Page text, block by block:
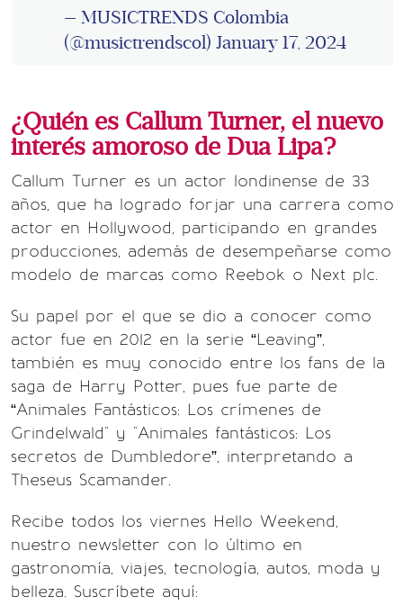
— MUSICTRENDS Colombia
(@musictrendscol) January 17, 2024
¿Quién es Callum Turner, el nuevo
interés amoroso de Dua Lipa?
Callum Turner es un actor londinense de 33
años, que ha logrado forjar una carrera como
actor en Hollywood, participando en grandes
producciones, además de desempeñarse como
modelo de marcas como Reebok o Next plc.
Su papel por el que se dio a conocer como
actor fue en 2012 en la serie “Leaving”,
también es muy conocido entre los fans de la
saga de Harry Potter, pues fue parte de
“Animales Fantásticos: Los crímenes de
Grindelwald" y "Animales fantásticos: Los
secretos de Dumbledore”, interpretando a
Theseus Scamander.
Recibe todos los viernes Hello Weekend,
nuestro newsletter con lo último en
gastronomía, viajes, tecnología, autos, moda y
belleza. Suscríbete aquí: